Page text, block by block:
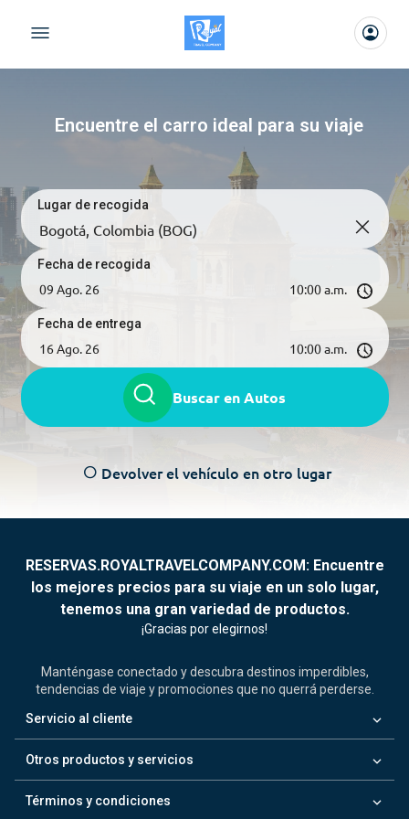
Encuentre el carro ideal para su viaje
Lugar de recogida
Fecha de recogida
Fecha de entrega
Buscar en Autos
radio_button_unchecked Devolver el vehículo en otro lugar
RESERVAS.ROYALTRAVELCOMPANY.COM: Encuentre
los mejores precios para su viaje en un solo lugar,
tenemos una gran variedad de productos.
¡Gracias por elegirnos!
Manténgase conectado y descubra destinos imperdibles,
tendencias de viaje y promociones que no querrá perderse.
Servicio al cliente
keyboard_arrow_down
Otros productos y servicios keyboard_arrow_down
Términos y condiciones keyboard_arrow_down